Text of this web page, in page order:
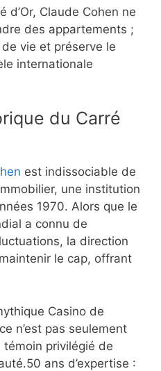
Claude Cohen ne
des appartements ;
vie et préserve le
internationale
du Carré
est indissociable de
une institution
1970. Alors que le
a connu de
la direction
le cap, offrant
Casino de
n’est pas seulement
témoin privilégié de
ans d’expertise :